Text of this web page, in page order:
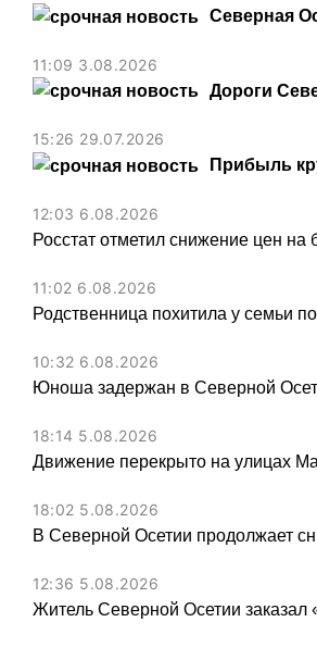
Северная
11:09 3.08.2026
Дороги
15:26 29.07.2026
Прибыль
12:03 6.08.2026
Росстат отметил снижение цен
11:02 6.08.2026
Родственница похитила у семьи
10:32 6.08.2026
Юноша задержан в Северной
18:14 5.08.2026
Движение перекрыто на улицах
18:02 5.08.2026
В Северной Осетии продолжает
12:36 5.08.2026
Житель Северной Осетии заказал